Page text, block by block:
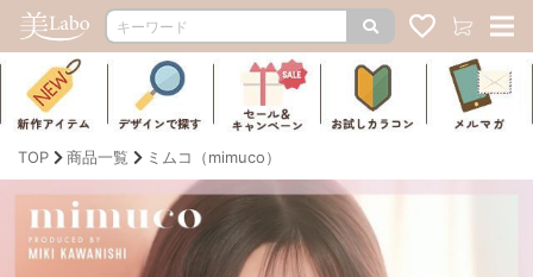
TOP 商品一覧 ミムコ（mimuco）